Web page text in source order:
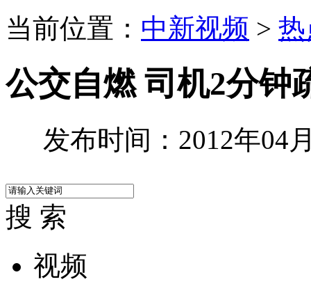
当前位置： 中新视频 >
公交自燃 司机2分钟
发布时间：2012年04
搜 索
视频